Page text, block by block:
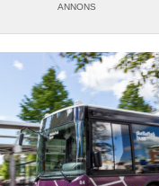
ANNONS